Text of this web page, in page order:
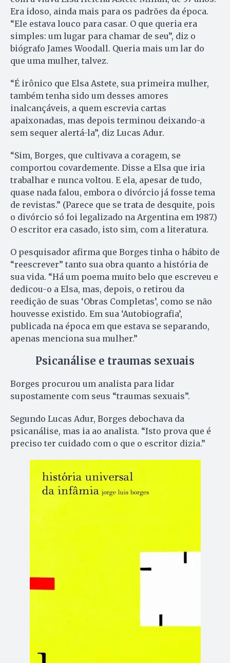
Era idoso, ainda mais para os padrões da época.
“Ele estava louco para casar. O que queria era
simples: um lugar para chamar de seu”, diz o
biógrafo James Woodall. Queria mais um lar do
que uma mulher, talvez.
“É irônico que Elsa Astete, sua primeira mulher,
também tenha sido um desses amores
inalcançáveis, a quem escrevia cartas
apaixonadas, mas depois terminou deixando-a
sem sequer alertá-la”, diz Lucas Adur.
“Sim, Borges, que cultivava a coragem, se
comportou covardemente. Disse a Elsa que iria
trabalhar e nunca voltou. E ela, apesar de tudo,
quase nada falou, embora o divórcio já fosse tema
de revistas.” (Parece que se trata de desquite, pois
o divórcio só foi legalizado na Argentina em 1987.)
O escritor era casado, isto sim, com a literatura.
O pesquisador afirma que Borges tinha o hábito de
“reescrever” tanto sua obra quanto a história de
sua vida. “Há um poema muito belo que escreveu e
dedicou-o a Elsa, mas, depois, o retirou da
reedição de suas ‘Obras Completas’, como se não
houvesse existido. Em sua ‘Autobiografia’,
publicada na época em que estava se separando,
apenas menciona sua mulher.”
Psicanálise e traumas sexuais
Borges procurou um analista para lidar
supostamente com seus “traumas sexuais”.
Segundo Lucas Adur, Borges debochava da
psicanálise, mas ia ao analista. “Isto prova que é
preciso ter cuidado com o que o escritor dizia.”